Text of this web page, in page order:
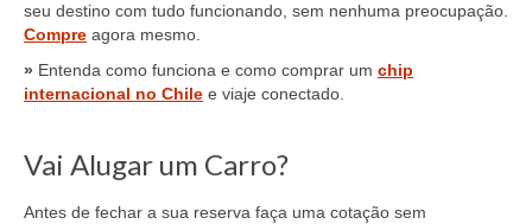
seu destino com tudo funcionando, sem nenhuma preocupação.
Compre agora mesmo.
» Entenda como funciona e como comprar um chip
internacional no Chile e viaje conectado.
Vai Alugar um Carro?
Antes de fechar a sua reserva faça uma cotação sem